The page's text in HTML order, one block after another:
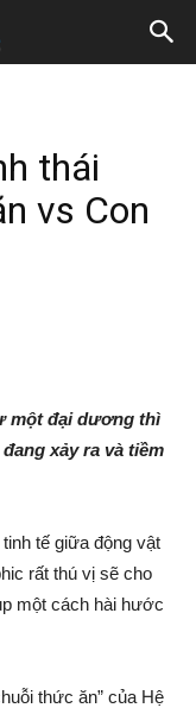
thái
vs Con
một đại dương thì
xảy ra và tiềm
tế giữa động vật
rất thú vị sẽ cho
một cách hài hước
thức ăn” của Hệ